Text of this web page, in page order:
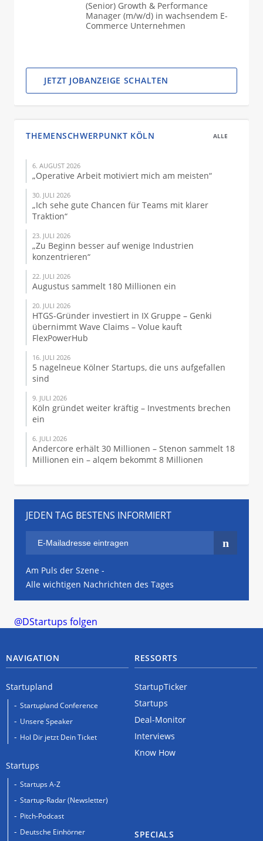
(Senior) Growth & Performance
Manager (m/w/d) in wachsendem E-
Commerce Unternehmen
JETZT JOBANZEIGE SCHALTEN
THEMENSCHWERPUNKT KÖLN ALLE
6. AUGUST 2026
„Operative Arbeit motiviert mich am meisten“
30. JULI 2026
„Ich sehe gute Chancen für Teams mit klarer
Traktion“
23. JULI 2026
„Zu Beginn besser auf wenige Industrien
konzentrieren“
22. JULI 2026
Augustus sammelt 180 Millionen ein
20. JULI 2026
HTGS-Gründer investiert in IX Gruppe – Genki
übernimmt Wave Claims – Volue kauft
FlexPowerHub
16. JULI 2026
5 nagelneue Kölner Startups, die uns aufgefallen
sind
9. JULI 2026
Köln gründet weiter kräftig – Investments brechen
ein
6. JULI 2026
Andercore erhält 30 Millionen – Stenon sammelt 18
Millionen ein – alqem bekommt 8 Millionen
JEDEN TAG BESTENS INFORMIERT
Am Puls der Szene -
Alle wichtigen Nachrichten des Tages
@DStartups folgen
NAVIGATION
Startupland
Startupland Conference
Unsere Speaker
Hol Dir jetzt Dein Ticket
Startups
Startups A-Z
Startup-Radar (Newsletter)
Pitch-Podcast
Deutsche Einhörner
RESSORTS
StartupTicker
Startups
Deal-Monitor
Interviews
Know How
SPECIALS